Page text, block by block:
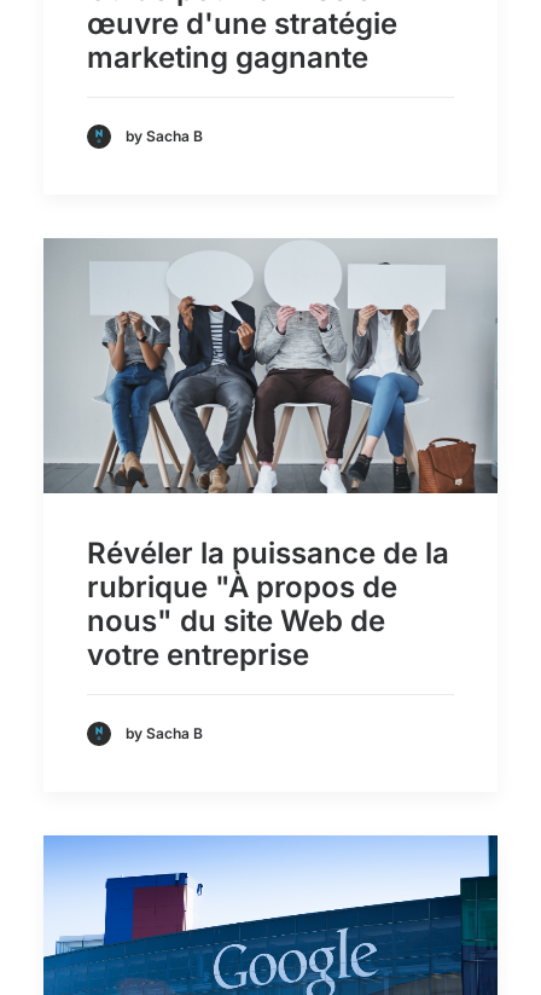
œuvre d'une stratégie
marketing gagnante
by Sacha B
Révéler la puissance de la
rubrique "À propos de
nous" du site Web de
votre entreprise
by Sacha B